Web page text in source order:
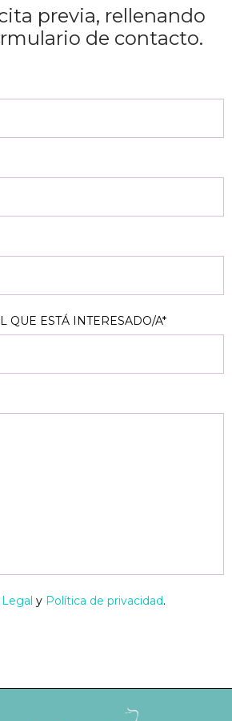
previa, rellenando
de contacto.
QUE ESTÁ INTERESADO/A*
y Política de privacidad.